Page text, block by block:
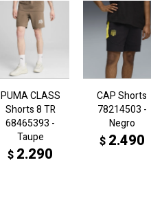
PUMA CLASS
Shorts 8 TR
68465393 -
Taupe
$ 2.290
CAP Shorts
78214503 -
Negro
$ 2.490